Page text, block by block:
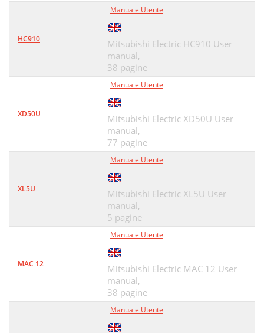
HC910
Manuale Utente
Mitsubishi Electric HC910 User
manual,
38 pagine
XD50U
Manuale Utente
Mitsubishi Electric XD50U User
manual,
77 pagine
XL5U
Manuale Utente
Mitsubishi Electric XL5U User
manual,
5 pagine
MAC 12
Manuale Utente
Mitsubishi Electric MAC 12 User
manual,
38 pagine
Manuale Utente